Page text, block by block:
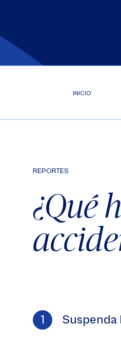
INICIO
REPORTES
¿Qué
Suspenda